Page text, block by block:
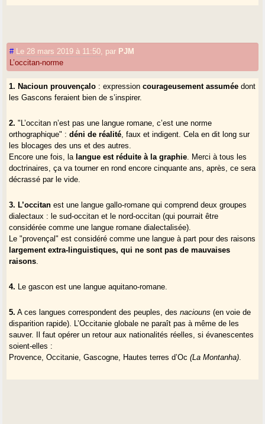
# Le 28 mars 2019 à 11:50, par PJM
L’occitan-norme
1. Nacioun prouvençalo : expressioncourageusement assumée dont
les Gascons feraient bien de s’inspirer.
2. "L’occitan n’est pas une langue romane, c’est une norme
orthographique" :déni de réalité, faux et indigent. Cela en dit long sur
les blocages des uns et des autres.
Encore une fois, la langue est réduite à la graphie. Merci à tous les
doctrinaires, ça va tourner en rond encore cinquante ans, après, ce sera
décrassé par le vide.
3. L’occitan est une langue gallo-romane qui comprend deux groupes
dialectaux : le sud-occitan et le nord-occitan (qui pourrait être
considérée comme une langue romane dialectalisée).
Le "provençal" est considéré comme une langue à part pour des raisons
largement extra-linguistiques, qui ne sont pas de mauvaises
raisons.
4. Le gascon est une langue aquitano-romane.
5. A ces langues correspondent des peuples, desnaciouns (en voie de
disparition rapide). L’Occitanie globale ne paraît pas à même de les
sauver. Il faut opérer un retour aux nationalités réelles, si évanescentes
soient-elles :
Provence, Occitanie, Gascogne, Hautes terres d’Oc(La Montanha).